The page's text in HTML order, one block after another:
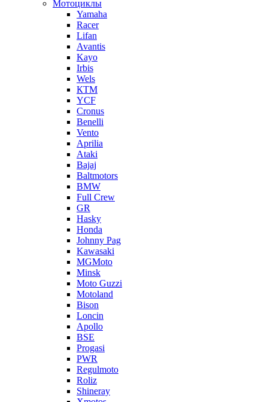
Мотоциклы
Yamaha
Racer
Lifan
Avantis
Kayo
Irbis
Wels
КТМ
YCF
Cronus
Benelli
Vento
Aprilia
Ataki
Bajaj
Baltmotors
BMW
Full Crew
GR
Hasky
Honda
Johnny Pag
Kawasaki
MGMoto
Minsk
Moto Guzzi
Motoland
Bison
Loncin
Apollo
BSE
Progasi
PWR
Regulmoto
Roliz
Shineray